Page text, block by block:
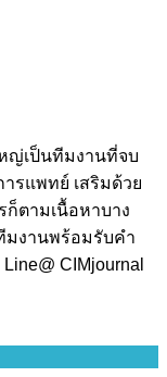
ญ่เป็นทีมงานที่จบ
รแพทย์ เสริมด้วย
ตามเนื้อหาบาง
มงานพร้อมรับคำ
CIMjournal